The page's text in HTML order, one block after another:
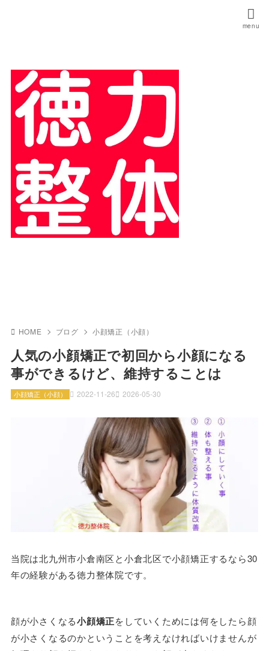
HOME ブログ 小顔矯正（小顔）
人気の小顔矯正で初回から小顔になる
事ができるけど、維持することは
2022-11-26 2026-05-30
小顔矯正（小顔）
当院は北九州市小倉南区と小倉北区で小顔矯正するなら30
年の経験がある徳力整体院です。
顔が小さくなる小顔矯正をしていくためには何をしたら顔
が小さくなるのかということを考えなければいけませんが